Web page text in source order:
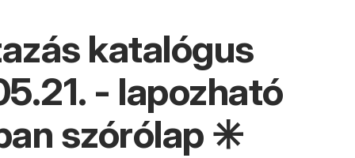
katalógus
- lapozható
szórólap ✳️